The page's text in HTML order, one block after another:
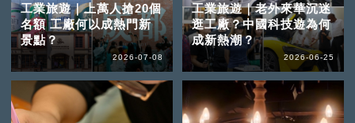
工業旅遊｜上萬人搶20個
名額 工廠何以成熱門新
景點？
2026-07-08
工業旅遊｜老外來華沉迷
逛工廠？中國科技遊為何
成新熱潮？
2026-06-25